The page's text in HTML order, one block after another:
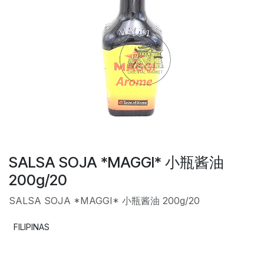
SALSA SOJA *MAGGI* 小瓶酱油
200g/20
SALSA SOJA *MAGGI* 小瓶酱油 200g/20
FILIPINAS